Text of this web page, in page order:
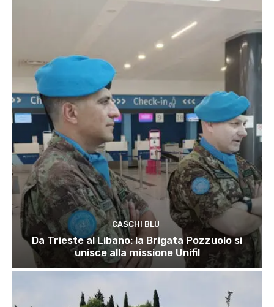
CASCHI BLU
Da Trieste al Libano: la Brigata Pozzuolo si
unisce alla missione Unifil